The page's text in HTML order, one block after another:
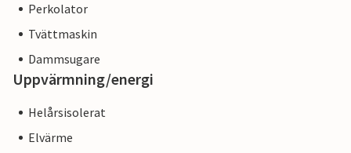
Perkolator
Tvättmaskin
Dammsugare
Uppvärmning/energi
Helårsisolerat
Elvärme